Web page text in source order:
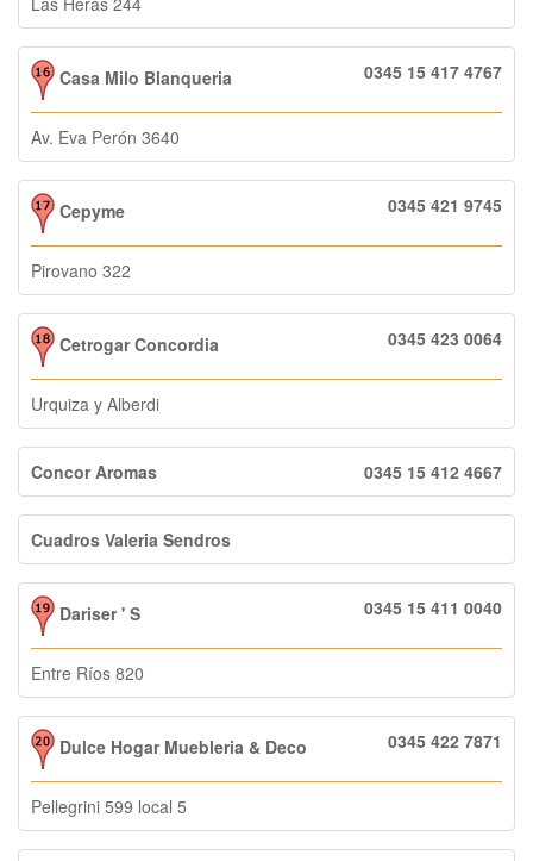
Casa Milo Blanqueria 0345 15 417 4767
Av. Eva Perón 3640
Cepyme 0345 421 9745
Pirovano 322
Cetrogar Concordia 0345 423 0064
Urquiza y Alberdi
Concor Aromas 0345 15 412 4667
Cuadros Valeria Sendros
Dariser ' S 0345 15 411 0040
Entre Ríos 820
Dulce Hogar Muebleria & Deco 0345 422 7871
Pellegrini 599 local 5